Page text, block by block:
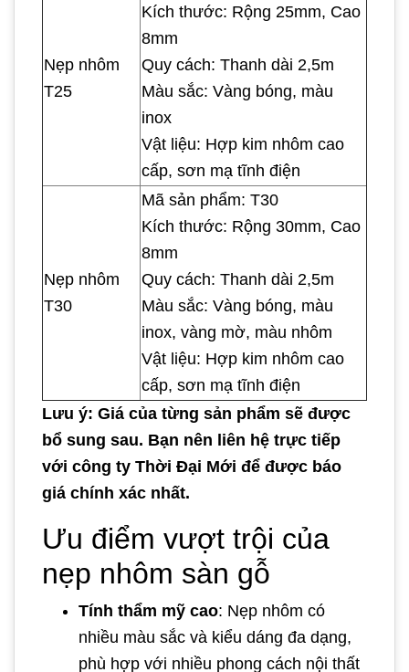
Nẹp nhôm
T25
Kích thước: Rộng 25mm, Cao
8mm
Quy cách: Thanh dài 2,5m
Màu sắc: Vàng bóng, màu
inox
Vật liệu: Hợp kim nhôm cao
cấp, sơn mạ tĩnh điện
Nẹp nhôm
T30
Mã sản phẩm: T30
Kích thước: Rộng 30mm, Cao
8mm
Quy cách: Thanh dài 2,5m
Màu sắc: Vàng bóng, màu
inox, vàng mờ, màu nhôm
Vật liệu: Hợp kim nhôm cao
cấp, sơn mạ tĩnh điện
Lưu ý: Giá của từng sản phẩm sẽ được
bổ sung sau. Bạn nên liên hệ trực tiếp
với công ty Thời Đại Mới để được báo
giá chính xác nhất.
Ưu điểm vượt trội của
nẹp nhôm sàn gỗ
Tính thẩm mỹ cao: Nẹp nhôm có
nhiều màu sắc và kiểu dáng đa dạng,
phù hợp với nhiều phong cách nội thất